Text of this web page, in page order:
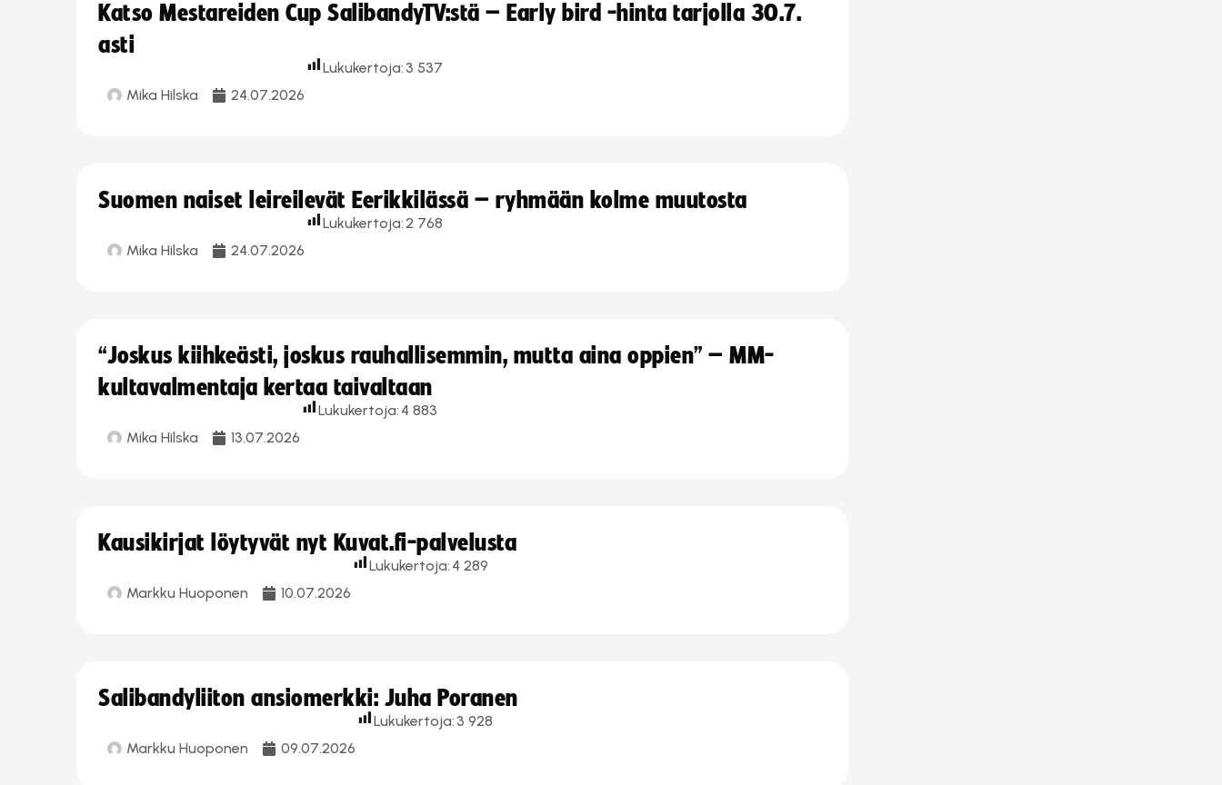
Katso Mestareiden Cup SalibandyTV:stä – Early bird -hinta tarjolla 30.7.
asti
Mika Hilska 24.07.2026
Lukukertoja: 3 537
Suomen naiset leireilevät Eerikkilässä – ryhmään kolme muutosta
Mika Hilska 24.07.2026
Lukukertoja:2 768
“Joskus kiihkeästi, joskus rauhallisemmin, mutta aina oppien” – MM-
kultavalmentaja kertaa taivaltaan
Mika Hilska 13.07.2026
Lukukertoja: 4 883
Kausikirjat löytyvät nyt Kuvat.fi-palvelusta
Markku Huoponen 10.07.2026
Lukukertoja: 4 289
Salibandyliiton ansiomerkki: Juha Poranen
Markku Huoponen 09.07.2026
Lukukertoja: 3 928